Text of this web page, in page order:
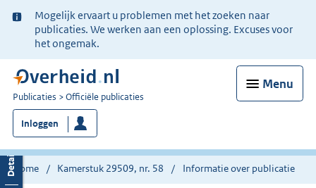
Ter
informatie:
Mogelijk ervaart u problemen met het zoeken naar
publicaties. We werken aan een oplossing. Excuses voor
het ongemak.
Menu
U
bent
nu
hier:
Publicaties Officiële publicaties
Inloggen
Home Kamerstuk 29509, nr. 58 Informatie over publicatie